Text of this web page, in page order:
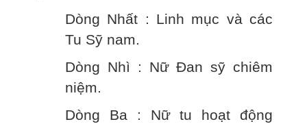
Dòng Nhất : Linh mục và các
Tu Sỹ nam.
Dòng Nhì : Nữ Đan sỹ chiêm
niệm.
Dòng Ba : Nữ tu hoạt động